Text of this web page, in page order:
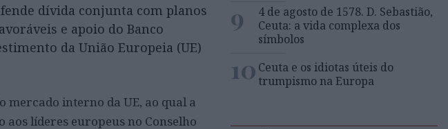
dívida conjunta com planos
e apoio do Banco
da União Europeia (UE)
interno da UE, ao qual a
aos líderes europeus no Conselho
9
4 de agosto de 1578. D. Sebastião,
Ceuta: a vida complexa dos
símbolos
10 Ceuta e os idiotas úteis do
trumpismo na Europa